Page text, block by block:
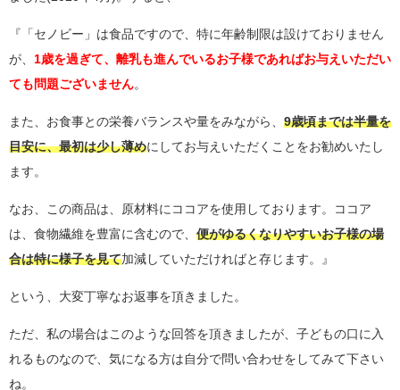
『「セノビー」は食品ですので、特に年齢制限は設けておりません
が、 1歳を過ぎて、離乳も進んでいるお子様であればお与えいただい
ても問題ございません。
また、お食事との栄養バランスや量をみながら、 9歳頃までは半量を
目安に、最初は少し薄めにしてお与えいただくことをお勧めいたし
ます。
なお、この商品は、原材料にココアを使用しております。ココア
は、食物繊維を豊富に含むので、 便がゆるくなりやすいお子様の場
合は特に様子を見て加減していただければと存じます。』
という、大変丁寧なお返事を頂きました。
ただ、私の場合はこのような回答を頂きましたが、子どもの口に入
れるものなので、気になる方は自分で問い合わせをしてみて下さい
ね。